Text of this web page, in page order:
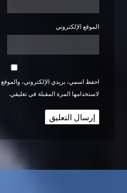
الموقع الإلكتروني
احفظ اسمي، بريدي الإلكتروني،
لاستخدامها المرة المقبلة في تعليقي.